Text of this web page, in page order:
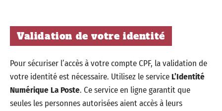
Validation de votre identité
Pour sécuriser l’accès à votre compte CPF, la validation de
votre identité est nécessaire. Utilisez le service L’Identité
Numérique La Poste. Ce service en ligne garantit que
seules les personnes autorisées aient accès à leurs